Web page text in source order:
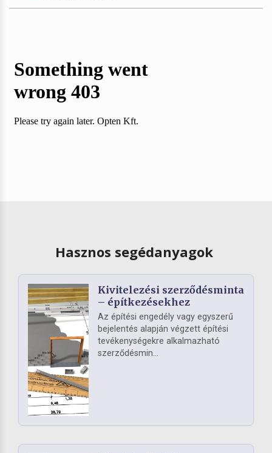
Hasznos segédanyagok
Kivitelezési szerződésminta
– építkezésekhez
Az építési engedély vagy egyszerű
bejelentés alapján végzett építési
tevékenységekre alkalmazható
szerződésmin...